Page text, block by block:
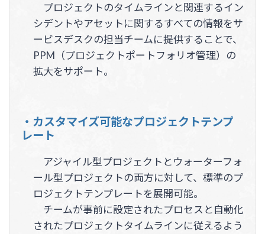
プロジェクトのタイムラインと関連するイン
シデントやアセットに関するすべての情報をサ
ービスデスクの担当チームに提供することで、
PPM（プロジェクトポートフォリオ管理）の
拡大をサポート。
・カスタマイズ可能なプロジェクトテンプ
レート
アジャイル型プロジェクトとウォーターフォ
ール型プロジェクトの両方に対して、標準のプ
ロジェクトテンプレートを展開可能。
チームが事前に設定されたプロセスと自動化
されたプロジェクトタイムラインに従えるよう